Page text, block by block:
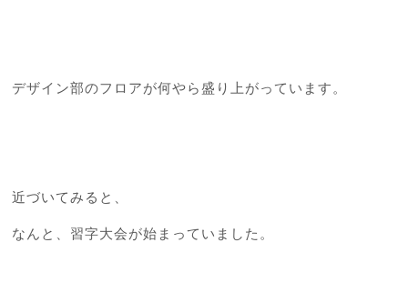
デザイン部のフロアが何やら盛り上がっています。
近づいてみると、
なんと、習字大会が始まっていました。